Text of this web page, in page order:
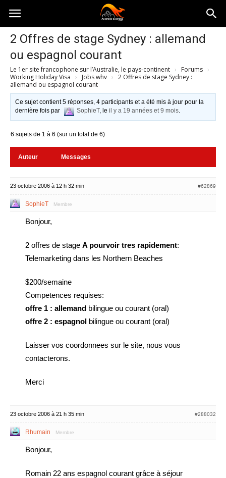
Australia-
australie.com
2 Offres de stage Sydney : allemand
ou espagnol courant
Le 1er site francophone sur l’Australie, le pays-continent › Forums ›
Working Holiday Visa › Jobs whv › 2 Offres de stage Sydney :
allemand ou espagnol courant
Ce sujet contient 5 réponses, 4 participants et a été mis à jour pour la
dernière fois par
SophieT, leil y a 19 années et 9 mois.
6 sujets de 1 à 6 (sur un total de 6)
Auteur Messages
23 octobre 2006 à 12 h 32 min #62869
SophieT Membre
Bonjour,
2 offres de stage A pourvoir tres rapidement:
Telemarketing dans les Northern Beaches
$200/semaine
Competences requises:
offre 1 : allemand bilingue ou courant (oral)
offre 2 : espagnol bilingue ou courant (oral)
Laisser vos coordonnees sur le site, nous vous
contacterons.
Merci
23 octobre 2006 à 21 h 35 min #288032
Rhumain Membre
Bonjour,
Romain 22 ans espagnol courant grâce à séjour